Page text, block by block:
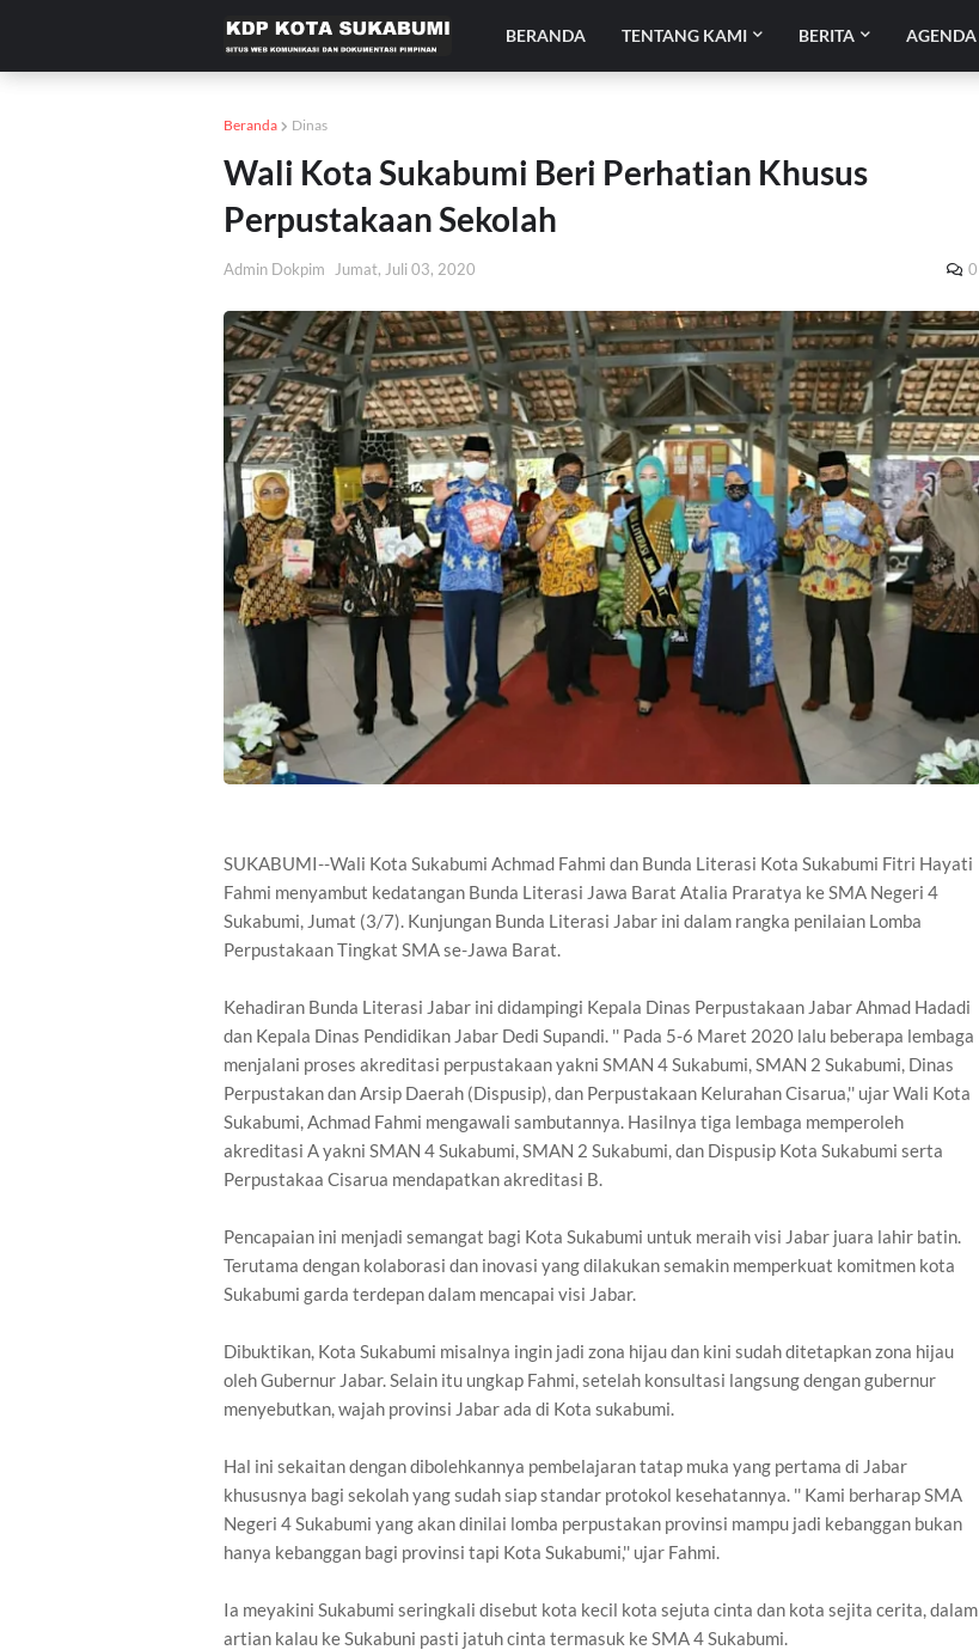
BERANDA TENTANG KAMI BERITA AGENDA
Beranda Dinas
Wali Kota Sukabumi Beri Perhatian Khusus
Perpustakaan Sekolah
Admin Dokpim Jumat, Juli 03, 2020 0
SUKABUMI--Wali Kota Sukabumi Achmad Fahmi dan Bunda Literasi Kota Sukabumi Fitri Hayati
Fahmi menyambut kedatangan Bunda Literasi Jawa Barat Atalia Praratya ke SMA Negeri 4
Sukabumi, Jumat (3/7). Kunjungan Bunda Literasi Jabar ini dalam rangka penilaian Lomba
Perpustakaan Tingkat SMA se-Jawa Barat.
Kehadiran Bunda Literasi Jabar ini didampingi Kepala Dinas Perpustakaan Jabar Ahmad Hadadi
dan Kepala Dinas Pendidikan Jabar Dedi Supandi. '' Pada 5-6 Maret 2020 lalu beberapa lembaga
menjalani proses akreditasi perpustakaan yakni SMAN 4 Sukabumi, SMAN 2 Sukabumi, Dinas
Perpustakan dan Arsip Daerah (Dispusip), dan Perpustakaan Kelurahan Cisarua,'' ujar Wali Kota
Sukabumi, Achmad Fahmi mengawali sambutannya. Hasilnya tiga lembaga memperoleh
akreditasi A yakni SMAN 4 Sukabumi, SMAN 2 Sukabumi, dan Dispusip Kota Sukabumi serta
Perpustakaa Cisarua mendapatkan akreditasi B.
Pencapaian ini menjadi semangat bagi Kota Sukabumi untuk meraih visi Jabar juara lahir batin.
Terutama dengan kolaborasi dan inovasi yang dilakukan semakin memperkuat komitmen kota
Sukabumi garda terdepan dalam mencapai visi Jabar.
Dibuktikan, Kota Sukabumi misalnya ingin jadi zona hijau dan kini sudah ditetapkan zona hijau
oleh Gubernur Jabar. Selain itu ungkap Fahmi, setelah konsultasi langsung dengan gubernur
menyebutkan, wajah provinsi Jabar ada di Kota sukabumi.
Hal ini sekaitan dengan dibolehkannya pembelajaran tatap muka yang pertama di Jabar
khususnya bagi sekolah yang sudah siap standar protokol kesehatannya. '' Kami berharap SMA
Negeri 4 Sukabumi yang akan dinilai lomba perpustakan provinsi mampu jadi kebanggan bukan
hanya kebanggan bagi provinsi tapi Kota Sukabumi,'' ujar Fahmi.
Ia meyakini Sukabumi seringkali disebut kota kecil kota sejuta cinta dan kota sejita cerita, dalam
artian kalau ke Sukabuni pasti jatuh cinta termasuk ke SMA 4 Sukabumi.